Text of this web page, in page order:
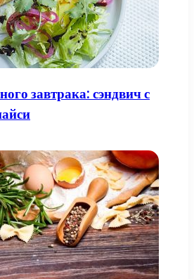
завтрака: сэндвич с